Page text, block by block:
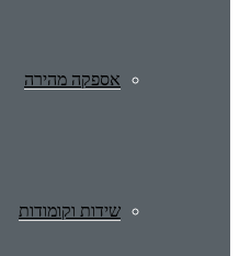
אספקה מהירה
שידות וקומודות